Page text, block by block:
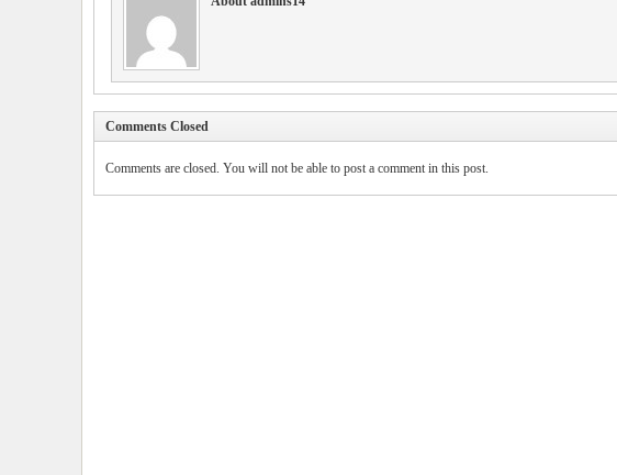
Comments Closed
Comments are closed. You will not be able to post a comment in this post.